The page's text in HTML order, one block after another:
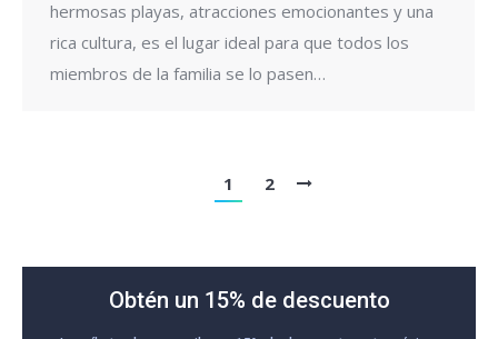
hermosas playas, atracciones emocionantes y una
rica cultura, es el lugar ideal para que todos los
miembros de la familia se lo pasen…
1 2
Obtén un 15% de descuento